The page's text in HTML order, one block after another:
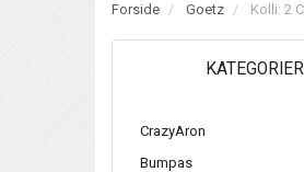
Forside Goetz Kolli: 2
KATEGORIER
CrazyAron
Bumpas